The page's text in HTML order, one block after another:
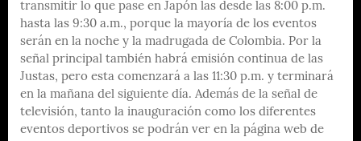
transmitir lo que pase en Japón las desde las 8:00 p.m.
hasta las 9:30 a.m., porque la mayoría de los eventos
serán en la noche y la madrugada de Colombia. Por la
señal principal también habrá emisión continua de las
Justas, pero esta comenzará a las 11:30 p.m. y terminará
en la mañana del siguiente día. Además de la señal de
televisión, tanto la inauguración como los diferentes
eventos deportivos se podrán ver en la página web de